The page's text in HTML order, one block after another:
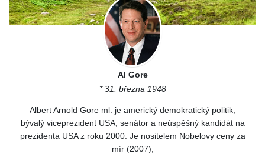
Al Gore
* 31. března 1948
Albert Arnold Gore ml. je americký demokratický politik,
bývalý viceprezident USA, senátor a neúspěšný kandidát na
prezidenta USA z roku 2000. Je nositelem Nobelovy ceny za
mír (2007),